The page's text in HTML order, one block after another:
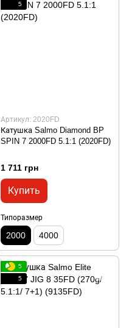
5
Артикул: 2020FD
Катушка Salmo Diamond BP
SPIN 7 2000FD 5.1:1 (2020FD)
1 711 грн
Купить
Типоразмер
2000 4000
5
5